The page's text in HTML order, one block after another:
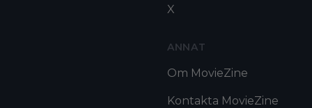
X
ANNAT
Om MovieZine
Kontakta MovieZine